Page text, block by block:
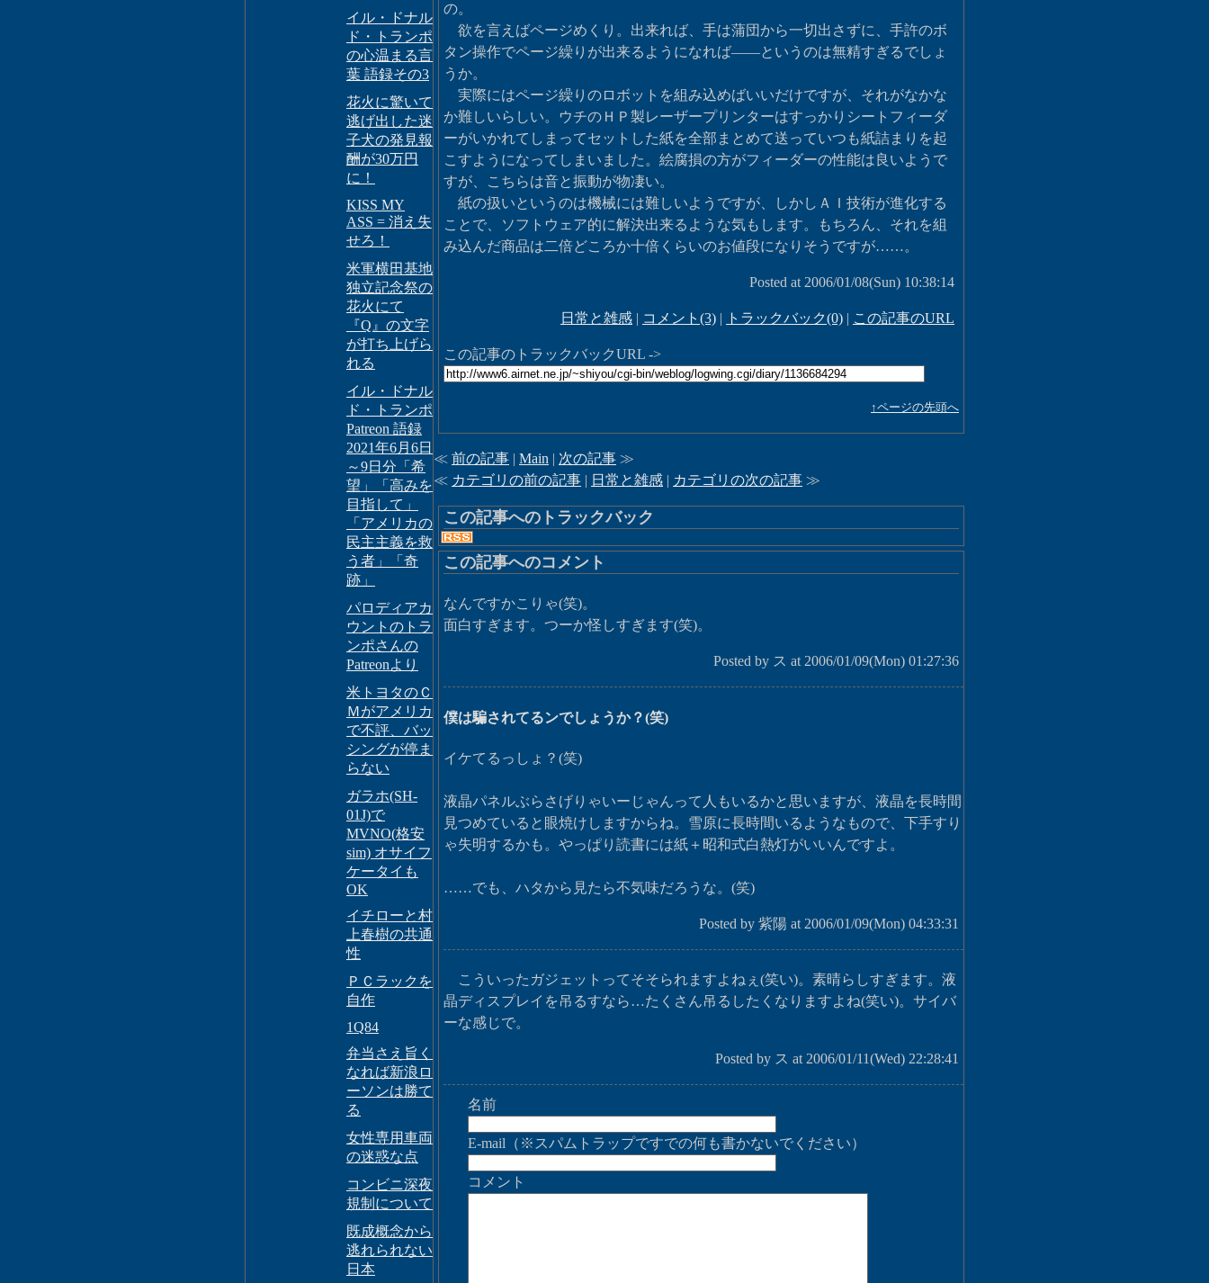
イル・ドナル
ド・トランポ
の心温まる言
葉 語録その3
花火に驚いて
逃げ出した迷
子犬の発見報
酬が30万円
に！
KISS MY
ASS = 消え失
せろ！
米軍横田基地
独立記念祭の
花火にて
『Q』の文字
が打ち上げら
れる
イル・ドナル
ド・トランポ
Patreon 語録
2021年6月6日
～9日分「希
望」「高みを
目指して」
「アメリカの
民主主義を救
う者」「奇
跡」
パロディアカ
ウントのトラ
ンポさんの
Patreonより
米トヨタのＣ
Ｍがアメリカ
で不評、バッ
シングが停ま
らない
ガラホ(SH-
01J)で
MVNO(格安
sim) オサイフ
ケータイも
OK
イチローと村
上春樹の共通
性
ＰＣラックを
自作
1Q84
弁当さえ旨く
なれば新浪ロ
ーソンは勝て
る
女性専用車両
の迷惑な点
コンビニ深夜
規制について
既成概念から
逃れられない
日本
の。
欲を言えばページめくり。出来れば、手は蒲団から一切出さずに、手許のボ
タン操作でページ繰りが出来るようになれば――というのは無精すぎるでしょ
うか。
実際にはページ繰りのロボットを組み込めばいいだけですが、それがなかな
か難しいらしい。ウチのＨＰ製レーザープリンターはすっかりシートフィーダ
ーがいかれてしまってセットした紙を全部まとめて送っていつも紙詰まりを起
こすようになってしまいました。絵腐損の方がフィーダーの性能は良いようで
すが、こちらは音と振動が物凄い。
紙の扱いというのは機械には難しいようですが、しかしＡＩ技術が進化する
ことで、ソフトウェア的に解決出来るような気もします。もちろん、それを組
み込んだ商品は二倍どころか十倍くらいのお値段になりそうですが……。
Posted at 2006/01/08(Sun) 10:38:14
日常と雑感 | コメント(3) | トラックバック(0) | この記事のURL
この記事のトラックバックURL ->
↑ページの先頭へ
≪ 前の記事 | Main | 次の記事 ≫
≪ カテゴリの前の記事 | 日常と雑感 | カテゴリの次の記事 ≫
この記事へのトラックバック
この記事へのコメント
なんですかこりゃ(笑)。
面白すぎます。つーか怪しすぎます(笑)。
Posted by ス at 2006/01/09(Mon) 01:27:36
僕は騙されてるンでしょうか？(笑)
イケてるっしょ？(笑)
液晶パネルぶらさげりゃいーじゃんって人もいるかと思いますが、液晶を長時間
見つめていると眼焼けしますからね。雪原に長時間いるようなもので、下手すり
ゃ失明するかも。やっぱり読書には紙＋昭和式白熱灯がいいんですよ。
……でも、ハタから見たら不気味だろうな。(笑)
Posted by 紫陽 at 2006/01/09(Mon) 04:33:31
こういったガジェットってそそられますよねぇ(笑い)。素晴らしすぎます。液
晶ディスプレイを吊るすなら…たくさん吊るしたくなりますよね(笑い)。サイバ
ーな感じで。
Posted by ス at 2006/01/11(Wed) 22:28:41
名前
E-mail（※スパムトラップですでの何も書かないでください）
コメント